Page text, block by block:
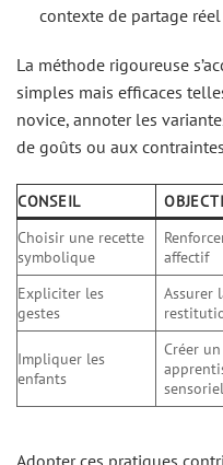
contexte de partage réel
La méthode rigoureuse
simples mais efficaces
novice, annoter les
de goûts ou aux
CONSEIL
Choisir une recette
symbolique
affectif
Expliciter les
gestes
Assurer
Impliquer les
enfants
Créer un
sensoriel
Adopter ces pratiques